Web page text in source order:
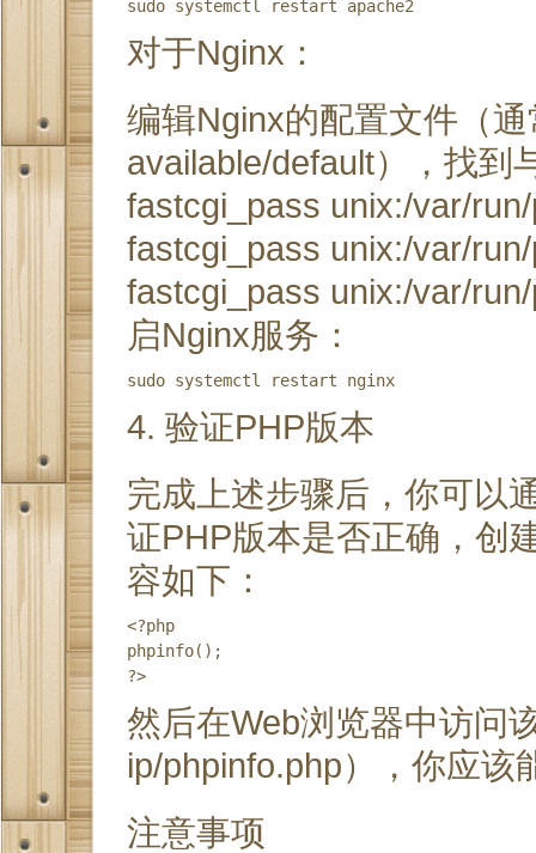
对于Nginx：
编辑Nginx的配置文件（
available/default），找到
fastcgi_pass unix:/var/
fastcgi_pass unix:/var/
fastcgi_pass unix:/var/
启Nginx服务：
4. 验证PHP版本
完成上述步骤后，你可以
证PHP版本是否正确，创
容如下：
<?php
phpinfo();
然后在Web浏览器中访问
ip/phpinfo.php），你应该
注意事项